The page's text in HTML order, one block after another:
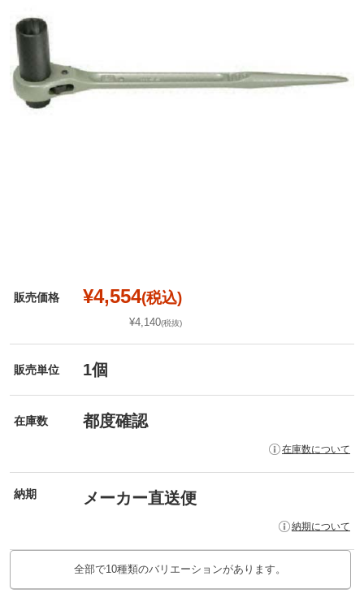
販売価格 ¥4,554(税込)
¥4,140(税抜)
販売単位 1個
在庫数 都度確認
在庫数について
納期 メーカー直送便
納期について
全部で10種類のバリエーションがあります。